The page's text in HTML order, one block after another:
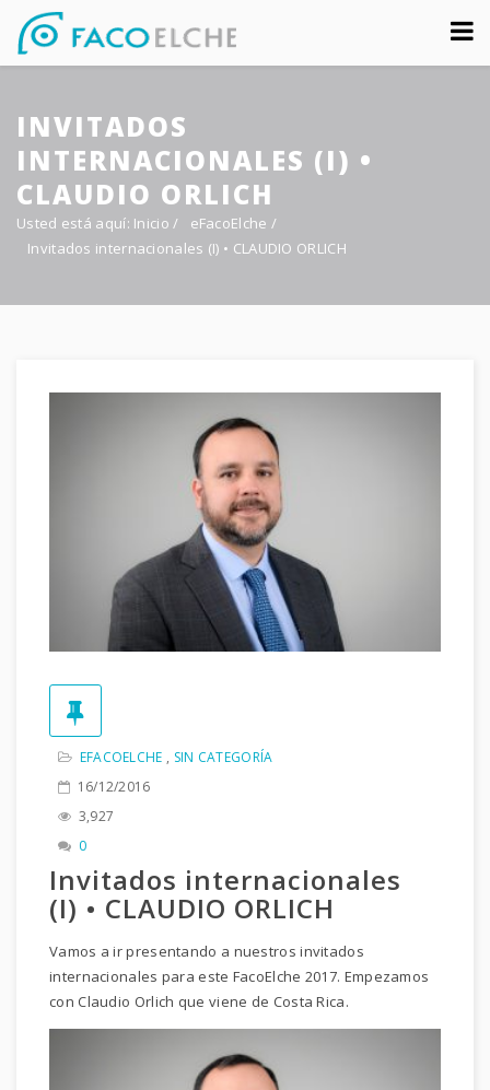
Sobre nosotros
Multimedia
Foro FacoElche
INVITADOS
INTERNACIONALES (I) •
CLAUDIO ORLICH
Usted está aquí: Inicio / eFacoElche /
Invitados internacionales (I) • CLAUDIO ORLICH
EFACOELCHE , SIN CATEGORÍA
16/12/2016
3,927
0
Invitados internacionales
(I) • CLAUDIO ORLICH
Vamos a ir presentando a nuestros invitados
internacionales para este FacoElche 2017. Empezamos
con Claudio Orlich que viene de Costa Rica.